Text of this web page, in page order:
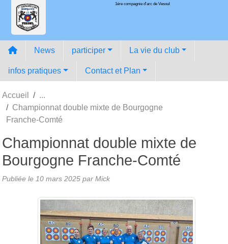
1ére compagnie d'arc de Vesoul
News participer La vie du club
infos pratiques Contact et Plan
Accueil
Championnat double mixte de Bourgogne
Franche-Comté
Championnat double mixte de
Bourgogne Franche-Comté
Publiée le 10 mars 2025 par Mick
Panneau de gestion des cookies